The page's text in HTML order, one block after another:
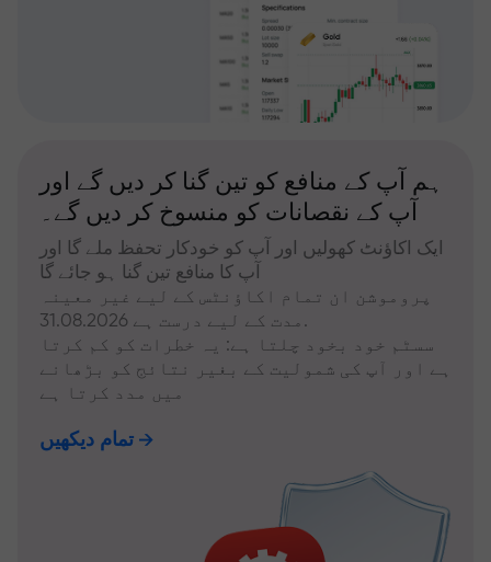
ہم آپ کے منافع کو تین گنا کر دیں گے اور
آپ کے نقصانات کو منسوخ کر دیں گے۔
ایک اکاؤنٹ کھولیں اور آپ کو خودکار تحفظ ملے گا اور
آپ کا منافع تین گنا ہو جائے گا
پروموشن ان تمام اکاؤنٹس کے لیے غیر معینہ
مدت کے لیے درست ہے 31.08.2026.
سسٹم خود بخود چلتا ہے: یہ خطرات کو کم کرتا
ہے اور آپ کی شمولیت کے بغیر نتائج کو بڑھانے
میں مدد کرتا ہے
تمام دیکھیں